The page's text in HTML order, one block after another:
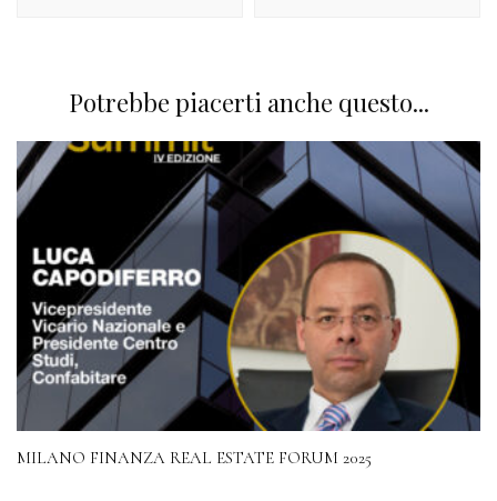
Potrebbe piacerti anche questo...
MILANO FINANZA REAL ESTATE FORUM 2025